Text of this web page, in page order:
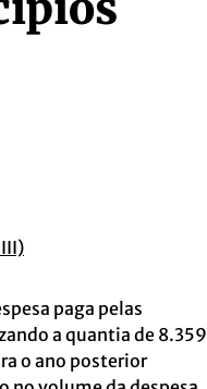
paga pelas
a quantia de 8.359
o ano posterior